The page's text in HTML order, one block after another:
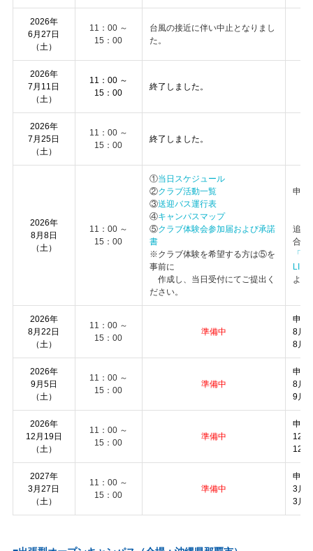
2026年
6月27日
（土）
11：00 ～
15：00
台風の接近に伴い中止となりまし
た。
2026年
7月11日
（土）
11：00 ～
15：00
終了しました。
2026年
7月25日
（土）
11：00 ～
15：00
終了しました。
2026年
8月8日
（土）
11：00 ～
15：00
①当日スケジュール
②クラブ活動一覧
③送迎バス運行表
④キャンパスマップ
⑤クラブ体験会参加届および承諾
書
※クラブ体験を希望する方は⑤を
事前に
作成し、当日受付にてご提出く
ださい。
申し
追加
合に
「
より
2026年
8月22日
（土）
11：00 ～
15：00
準備中
申込
8月
8月
2026年
9月5日
（土）
11：00 ～
15：00
準備中
申込
8月
9月1
2026年
12月19日
（土）
11：00 ～
15：00
準備中
申込
12
12
2027年
3月27日
（土）
11：00 ～
15：00
準備中
申込
3月
3月